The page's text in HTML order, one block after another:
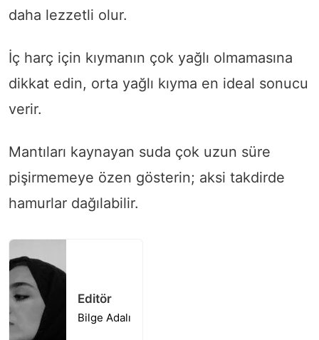
daha lezzetli olur.
İç harç için kıymanın çok yağlı olmamasına
dikkat edin, orta yağlı kıyma en ideal sonucu
verir.
Mantıları kaynayan suda çok uzun süre
pişirmemeye özen gösterin; aksi takdirde
hamurlar dağılabilir.
Editör
Bilge Adalı